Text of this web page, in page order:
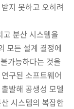
지 못하고 오히려
고 분산 시스템을
모든 설계 결정에
가능하다는 것을
구된 소프트웨어
발해 공생성 모델
시스템의 복잡한